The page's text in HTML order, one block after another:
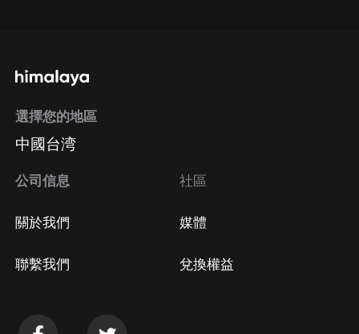
方法 Google Play取消訂閱方法
選擇您的地區
中國台湾
公司信息
關於我們
聯繫我們
社區
媒體
兌換權益